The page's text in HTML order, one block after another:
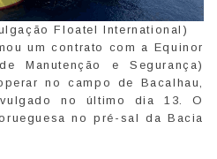
Floatel International)
um contrato com a Equinor
Manutenção e Segurança)
no campo de Bacalhau,
no último dia 13. O
no pré-sal da Bacia